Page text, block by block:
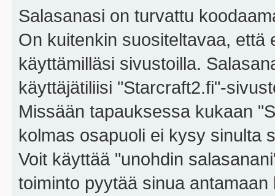
Salasanasi on turvattu
On kuitenkin suositeltavaa,
käyttämilläsi sivustoilla.
käyttäjätiliisi "Starcraft2.fi"-
Missään tapauksessa kukaan
kolmas osapuoli ei kysy sinulta
Voit käyttää "unohdin
toiminto pyytää sinua